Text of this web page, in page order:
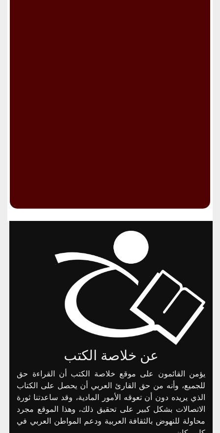
عن خلاصة الكتب
يؤمن القائمون على موقع خلاصة الكتب أن القراءة حق
للجميع، وأنه من حق القارئ العربي أن يحصل على الكتاب
الذي يريده دون أن تعوقه الأمور المادية، وقد ساعدتنا ثورة
الاتصالات بشكل كبير على تحقيق ذلك، وهذا الموقع مجرد
محاولة للنهوض بالثقافة العربية ودعم المواطن العربي في